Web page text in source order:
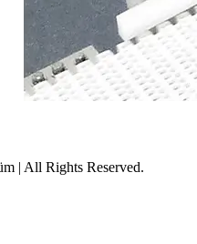
| All Rights Reserved.